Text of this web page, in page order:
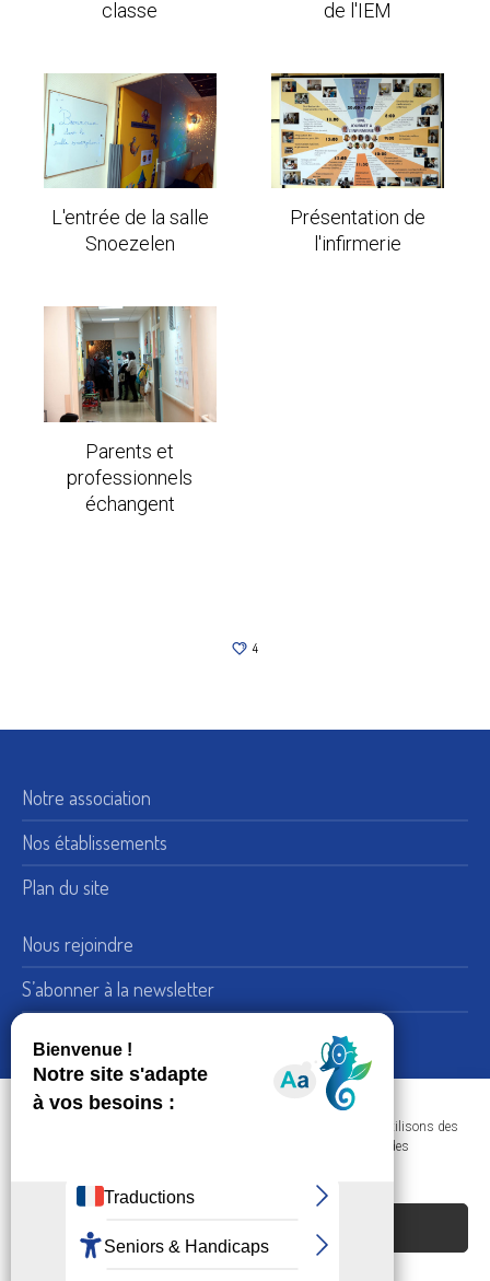
Dans le respect de votre confidentialité et de vos données, nous utilisons des
cookies afin d'améliorer votre navigation sur nos sites et réaliser des
classe
de l'IEM
L'entrée de la salle
Snoezelen
Présentation de
l'infirmerie
Parents et
professionnels
échangent
4
Notre association
Nos établissements
Plan du site
Nous rejoindre
S’abonner à la newsletter
Adresse : 15, rue de Bellechasse 75007 Paris
Nous contacter